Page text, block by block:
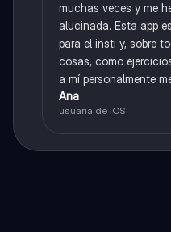
muchas veces y me
alucinada. Esta app
para el insti y, sobre
cosas, como
a mí personalmente
Ana
usuaria de iOS